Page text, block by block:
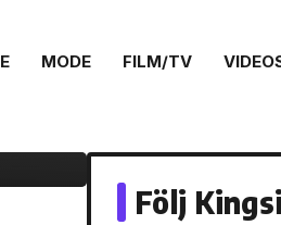
MODE FILM/TV
Följ